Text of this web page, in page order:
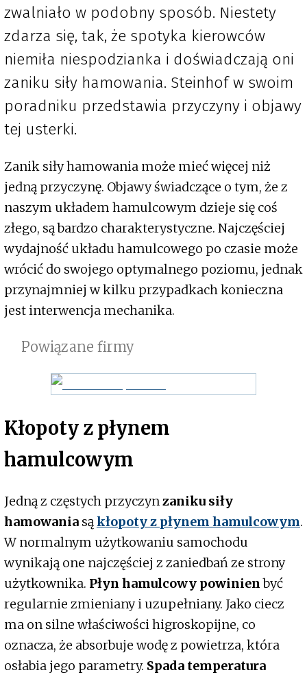
zwalniało w podobny sposób. Niestety
zdarza się, tak, że spotyka kierowców
niemiła niespodzianka i doświadczają oni
zaniku siły hamowania. Steinhof w swoim
poradniku przedstawia przyczyny i objawy
tej usterki.
Zanik siły hamowania może mieć więcej niż
jedną przyczynę. Objawy świadczące o tym, że z
naszym układem hamulcowym dzieje się coś
złego, są bardzo charakterystyczne. Najczęściej
wydajność układu hamulcowego po czasie może
wrócić do swojego optymalnego poziomu, jednak
przynajmniej w kilku przypadkach konieczna
jest interwencja mechanika.
Powiązane firmy
Kłopoty z płynem
hamulcowym
Jedną z częstych przyczyn zaniku siły
hamowania są kłopoty z płynem hamulcowym.
W normalnym użytkowaniu samochodu
wynikają one najczęściej z zaniedbań ze strony
użytkownika. Płyn hamulcowy powinienbyć
regularnie zmieniany i uzupełniany. Jako ciecz
ma on silne właściwości higroskopijne, co
oznacza, że absorbuje wodę z powietrza, która
osłabia jego parametry. Spada temperatura